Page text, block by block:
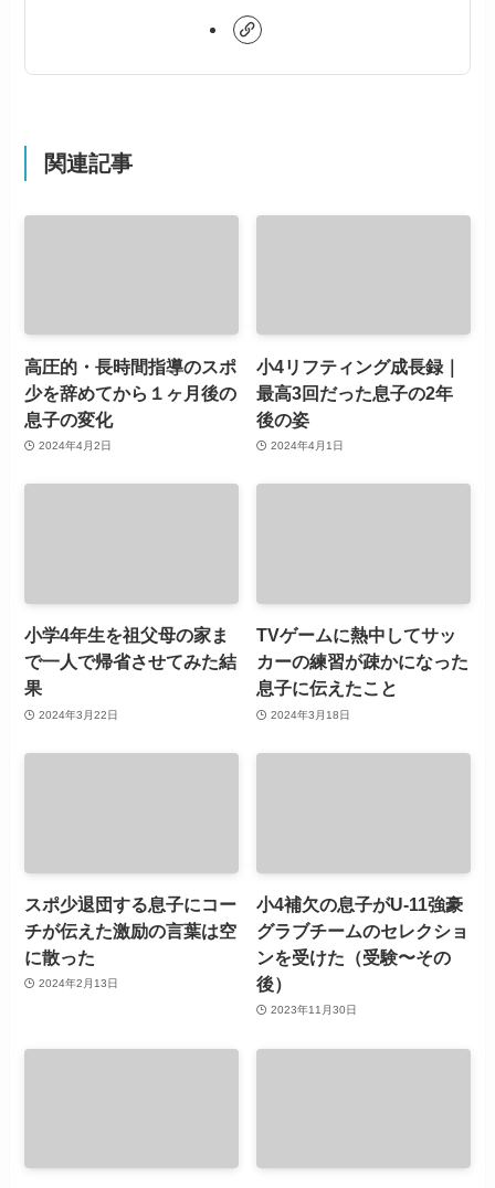
関連記事
高圧的・長時間指導のスポ
少を辞めてから１ヶ月後の
息子の変化
2024年4月2日
小4リフティング成長録｜
最高3回だった息子の2年
後の姿
2024年4月1日
小学4年生を祖父母の家ま
で一人で帰省させてみた結
果
2024年3月22日
TVゲームに熱中してサッ
カーの練習が疎かになった
息子に伝えたこと
2024年3月18日
スポ少退団する息子にコー
チが伝えた激励の言葉は空
に散った
2024年2月13日
小4補欠の息子がU-11強豪
グラブチームのセレクショ
ンを受けた（受験〜その
後）
2023年11月30日